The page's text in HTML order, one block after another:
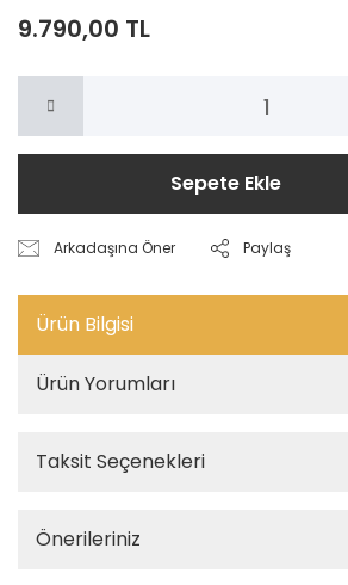
9.790,00 TL
Sepete Ekle
Arkadaşına Öner Paylaş
Ürün Bilgisi
Ürün Yorumları
Taksit Seçenekleri
Önerileriniz